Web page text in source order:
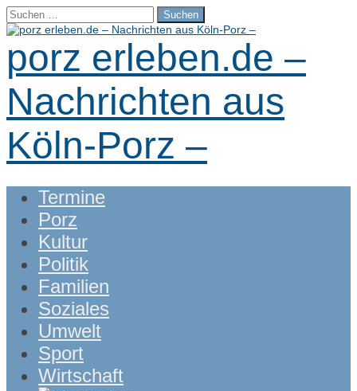
Suchen
nach:
porz erleben.de –
Nachrichten aus
Köln-Porz –
Main
menu
Skip
content
Termine
Porz
Kultur
Politik
Familien
Soziales
Umwelt
Sport
Wirtschaft